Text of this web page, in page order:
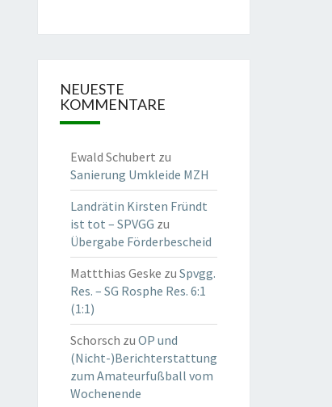
NEUESTE
KOMMENTARE
Ewald Schubert zu
Sanierung Umkleide MZH
Landrätin Kirsten Fründt
ist tot – SPVGG zu
Übergabe Förderbescheid
Mattthias Geske zu Spvgg.
Res. – SG Rosphe Res. 6:1
(1:1)
Schorsch zu OP und
(Nicht-)Berichterstattung
zum Amateurfußball vom
Wochenende